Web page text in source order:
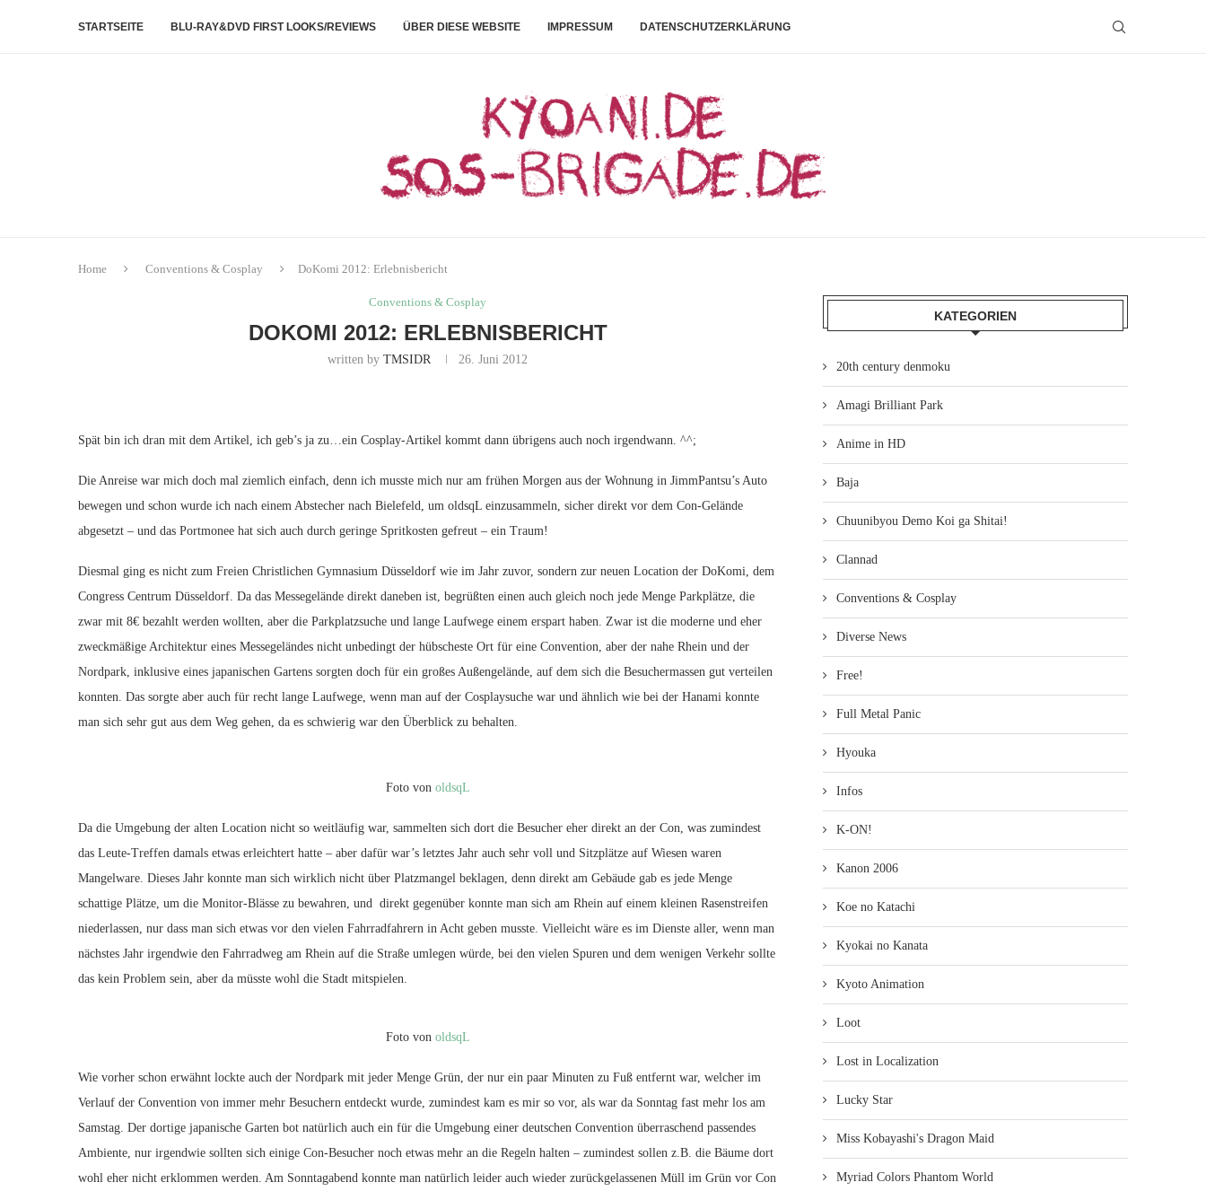
STARTSEITE BLU-RAY&DVD FIRST LOOKS/REVIEWS ÜBER DIESE WEBSITE IMPRESSUM DATENSCHUTZERKLÄRUNG
Home Conventions & Cosplay DoKomi 2012: Erlebnisbericht
Conventions & Cosplay
DOKOMI 2012: ERLEBNISBERICHT
written byTMSIDR 26. Juni 2012
Spät bin ich dran mit dem Artikel, ich geb’s ja zu…ein Cosplay-Artikel kommt dann übrigens auch noch irgendwann. ^^;
Die Anreise war mich doch mal ziemlich einfach, denn ich musste mich nur am frühen Morgen aus der Wohnung in JimmPantsu’s Auto
bewegen und schon wurde ich nach einem Abstecher nach Bielefeld, um oldsqL einzusammeln, sicher direkt vor dem Con-Gelände
abgesetzt – und das Portmonee hat sich auch durch geringe Spritkosten gefreut – ein Traum!
Diesmal ging es nicht zum Freien Christlichen Gymnasium Düsseldorf wie im Jahr zuvor, sondern zur neuen Location der DoKomi, dem
Congress Centrum Düsseldorf. Da das Messegelände direkt daneben ist, begrüßten einen auch gleich noch jede Menge Parkplätze, die
zwar mit 8€ bezahlt werden wollten, aber die Parkplatzsuche und lange Laufwege einem erspart haben. Zwar ist die moderne und eher
zweckmäßige Architektur eines Messegeländes nicht unbedingt der hübscheste Ort für eine Convention, aber der nahe Rhein und der
Nordpark, inklusive eines japanischen Gartens sorgten doch für ein großes Außengelände, auf dem sich die Besuchermassen gut verteilen
konnten. Das sorgte aber auch für recht lange Laufwege, wenn man auf der Cosplaysuche war und ähnlich wie bei der Hanami konnte
man sich sehr gut aus dem Weg gehen, da es schwierig war den Überblick zu behalten.
Foto von oldsqL
Da die Umgebung der alten Location nicht so weitläufig war, sammelten sich dort die Besucher eher direkt an der Con, was zumindest
das Leute-Treffen damals etwas erleichtert hatte – aber dafür war’s letztes Jahr auch sehr voll und Sitzplätze auf Wiesen waren
Mangelware. Dieses Jahr konnte man sich wirklich nicht über Platzmangel beklagen, denn direkt am Gebäude gab es jede Menge
schattige Plätze, um die Monitor-Blässe zu bewahren, und direkt gegenüber konnte man sich am Rhein auf einem kleinen Rasenstreifen
niederlassen, nur dass man sich etwas vor den vielen Fahrradfahrern in Acht geben musste. Vielleicht wäre es im Dienste aller, wenn man
nächstes Jahr irgendwie den Fahrradweg am Rhein auf die Straße umlegen würde, bei den vielen Spuren und dem wenigen Verkehr sollte
das kein Problem sein, aber da müsste wohl die Stadt mitspielen.
Foto von oldsqL
Wie vorher schon erwähnt lockte auch der Nordpark mit jeder Menge Grün, der nur ein paar Minuten zu Fuß entfernt war, welcher im
Verlauf der Convention von immer mehr Besuchern entdeckt wurde, zumindest kam es mir so vor, als war da Sonntag fast mehr los am
Samstag. Der dortige japanische Garten bot natürlich auch ein für die Umgebung einer deutschen Convention überraschend passendes
Ambiente, nur irgendwie sollten sich einige Con-Besucher noch etwas mehr an die Regeln halten – zumindest sollen z.B. die Bäume dort
wohl eher nicht erklommen werden. Am Sonntagabend konnte man natürlich leider auch wieder zurückgelassenen Müll im Grün vor Con
KATEGORIEN
20th century denmoku
Amagi Brilliant Park
Anime in HD
Baja
Chuunibyou Demo Koi ga Shitai!
Clannad
Conventions & Cosplay
Diverse News
Free!
Full Metal Panic
Hyouka
Infos
K-ON!
Kanon 2006
Koe no Katachi
Kyokai no Kanata
Kyoto Animation
Loot
Lost in Localization
Lucky Star
Miss Kobayashi's Dragon Maid
Myriad Colors Phantom World